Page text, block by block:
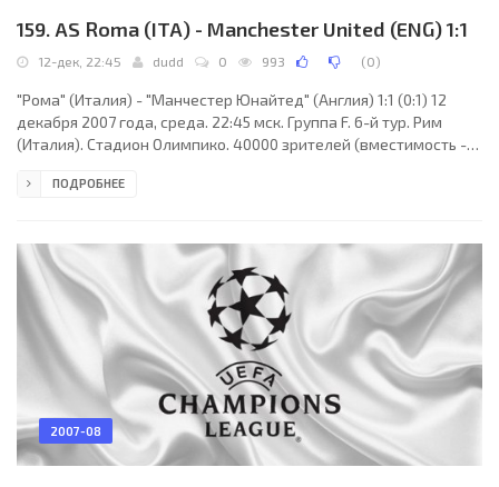
159. AS Roma (ITA) - Manchester United (ENG) 1:1
12-дек, 22:45 dudd 0 993 (0)
"Рома" (Италия) - "Манчестер Юнайтед" (Англия) 1:1 (0:1) 12
декабря 2007 года, среда. 22:45 мск. Группа F. 6-й тур. Рим
(Италия). Стадион Олимпико. 40000 зрителей (вместимость -
Виттберг, Кеннет Петерссон (оба - Швеция). Резервный:
Давид Писарро, Родриго Таддеи (Даниэле Де Росси, 46),
Ахмед Баруссо (Людовик Жюли, 62), Амантино
ПОДРОБНЕЕ
2007-08